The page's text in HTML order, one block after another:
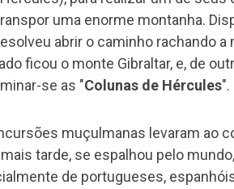
uma enorme montanha.
abrir o caminho rachando a
lado ficou o monte Gibraltar, e, de
se as "Colunas de Hércules".
muçulmanas levaram ao
tarde, se espalhou pelo
de portugueses,